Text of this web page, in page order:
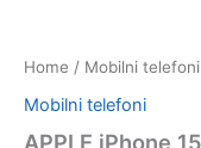
Home / Mobilni telefoni
Mobilni telefoni
APPLE iPhone